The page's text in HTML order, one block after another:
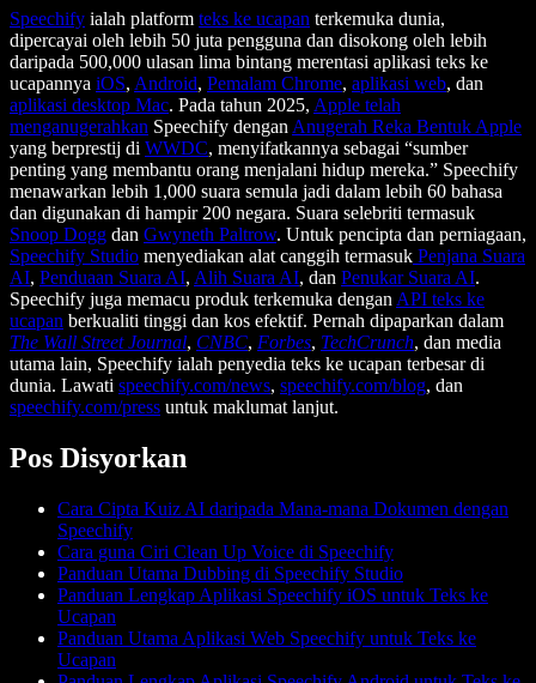
Speechify ialah platform teks ke ucapan terkemuka dunia,
dipercayai oleh lebih 50 juta pengguna dan disokong oleh lebih
daripada 500,000 ulasan lima bintang merentasi aplikasi teks ke
ucapannya iOS, Android, Pemalam Chrome, aplikasi web, dan
aplikasi desktop Mac. Pada tahun 2025, Apple telah
menganugerahkan Speechify dengan Anugerah Reka Bentuk Apple
yang berprestij di WWDC, menyifatkannya sebagai “sumber
penting yang membantu orang menjalani hidup mereka.” Speechify
menawarkan lebih 1,000 suara semula jadi dalam lebih 60 bahasa
dan digunakan di hampir 200 negara. Suara selebriti termasuk
Snoop Dogg dan Gwyneth Paltrow. Untuk pencipta dan perniagaan,
Speechify Studio menyediakan alat canggih termasuk Penjana Suara
AI, Penduaan Suara AI, Alih Suara AI, dan Penukar Suara AI.
Speechify juga memacu produk terkemuka dengan API teks ke
ucapan berkualiti tinggi dan kos efektif. Pernah dipaparkan dalam
The Wall Street Journal, CNBC, Forbes, TechCrunch, dan media
utama lain, Speechify ialah penyedia teks ke ucapan terbesar di
dunia. Lawati speechify.com/news, speechify.com/blog, dan
speechify.com/press untuk maklumat lanjut.
Pos Disyorkan
Cara Cipta Kuiz AI daripada Mana-mana Dokumen dengan
Speechify
Cara guna Ciri Clean Up Voice di Speechify
Panduan Utama Dubbing di Speechify Studio
Panduan Lengkap Aplikasi Speechify iOS untuk Teks ke
Ucapan
Panduan Utama Aplikasi Web Speechify untuk Teks ke
Ucapan